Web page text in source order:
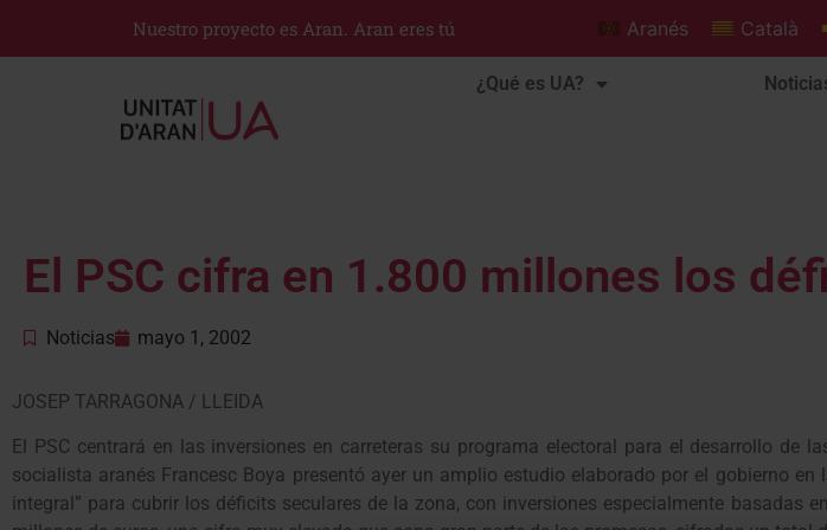
Nuestro proyecto es Aran. Aran eres tú Aranés Català
¿Qué es UA?
El PSC cifra en 1.800 millones los
Noticias mayo 1, 2002
JOSEP TARRAGONA / LLEIDA
El PSC centrará en las inversiones en carreteras su programa electoral para el desarrollo de
socialista aranés Francesc Boya presentó ayer un amplio estudio elaborado por el gobierno
integral” para cubrir los déficits seculares de la zona, con inversiones especialmente basadas